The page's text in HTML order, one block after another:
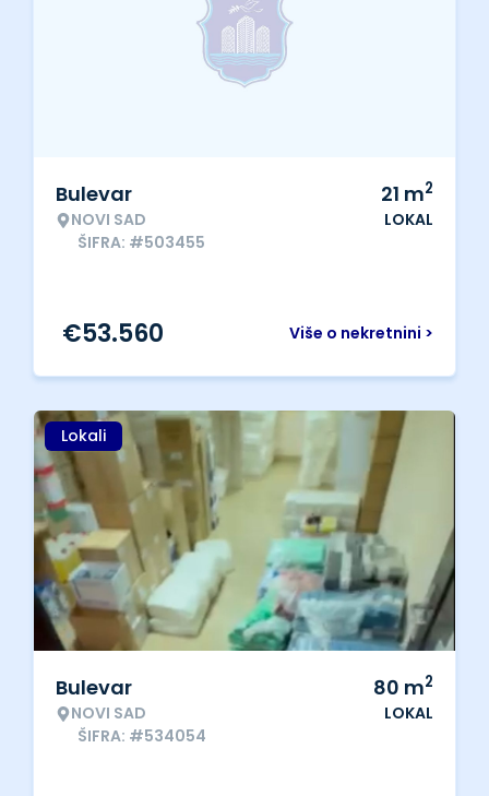
Bulevar
NOVI SAD
ŠIFRA: #503455
21 m2
LOKAL
Više o nekretnini >
€53.560
Lokali
Bulevar
NOVI SAD
ŠIFRA: #534054
80 m2
LOKAL